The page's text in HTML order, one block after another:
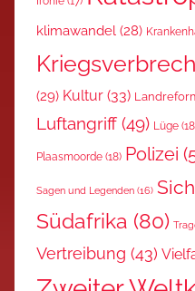
klimawandel (28)
(29) Kultur (33)
Luftangriff (49) Lüge
Plaasmoorde (18) Polizei
Sagen und Legenden (16)
Südafrika (80)
Vertreibung (43)